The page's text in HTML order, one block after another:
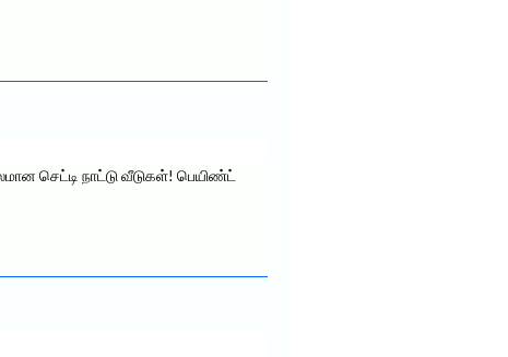
செட்டி நாட்டு வீடுகள்! பெயிண்ட்